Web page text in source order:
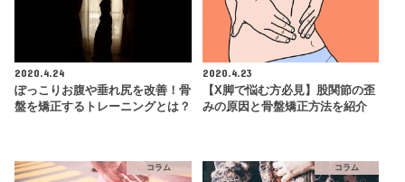
2020.4.24
ぽっこりお腹や垂れ尻を改善！骨
盤を矯正するトレーニングとは？
2020.4.23
【X脚で悩む方必見】股関節の歪
みの原因と骨盤矯正方法を紹介
コラム コラム